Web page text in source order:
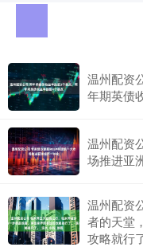
温州配资
年期英债
温州配资
场推进亚
温州配资
者的天堂
攻略就行